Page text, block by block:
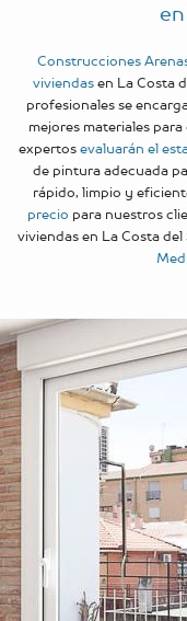
Construcciones
viviendasen La Costa
profesionales se
mejores materiales
expertosevaluarán el
de pintura adecuada
rápido, limpio y
precio para nuestros
viviendas en La Costa del